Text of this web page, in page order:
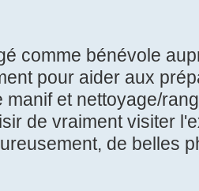
comme bénévole
pour aider aux
manif et nettoyage/
de vraiment visiter
de belles